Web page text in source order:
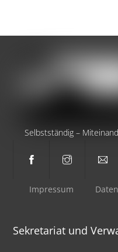
Selbstständig –
Impressum
Sekretariat und